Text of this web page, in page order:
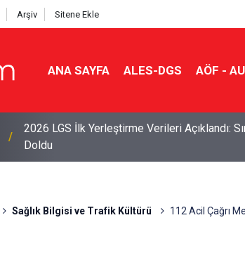
Arşiv Sitene Ekle
ANA SAYFA ALES-DGS AÖF -
2026 LGS Sonuçları Açıklandı: Her 10
Tercihine Yerleşti
Sağlık Bilgisi ve Trafik Kültürü 112 Acil Çağrı